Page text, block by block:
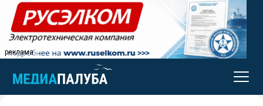
реклама